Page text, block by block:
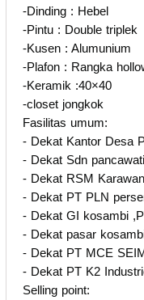
-Dinding : Hebel
-Pintu : Double triplek
-Kusen : Alumunium
-Plafon : Rangka
-Keramik :40×40
-closet jongkok
Fasilitas umum:
- Dekat Kantor Desa
- Dekat Sdn
- Dekat RSM
- Dekat PT PLN
- Dekat GI kosambi
- Dekat pasar
- Dekat PT MCE
- Dekat PT K2
Selling point: